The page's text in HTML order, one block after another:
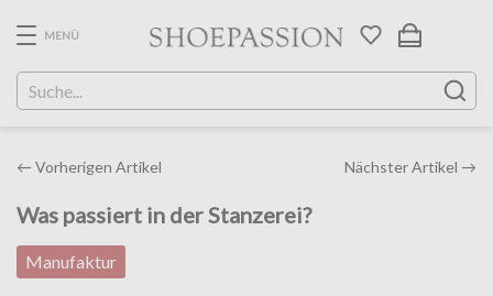
content
MENÜ
Post
← Vorherigen Artikel Nächster Artikel →
Was passiert in der Stanzerei?
Manufaktur